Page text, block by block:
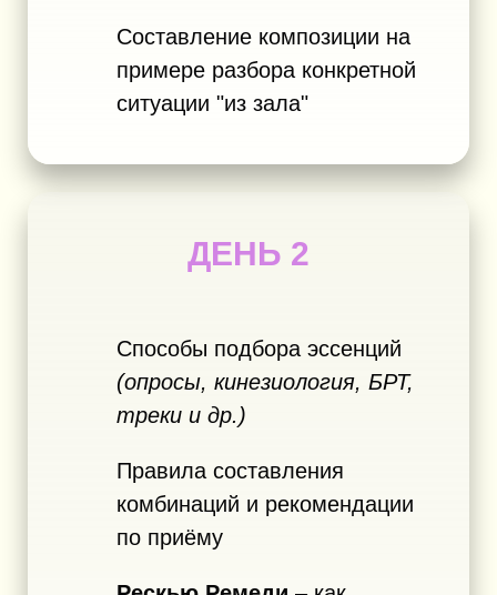
Составление композиции на
примере разбора конкретной
ситуации "из зала"
ДЕНЬ 2
Способы подбора эссенций
(опросы, кинезиология, БРТ,
треки и др.)
Правила составления
комбинаций и рекомендации
по приёму